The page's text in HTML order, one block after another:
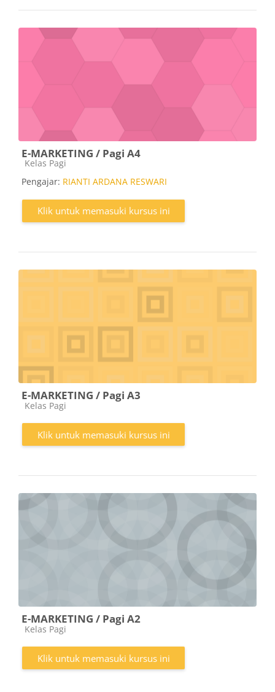
E-MARKETING / Pagi A4
Kategori kursus
Kelas Pagi
Pengajar: RIANTI ARDANA RESWARI
Klik untuk memasuki kursus ini
E-MARKETING / Pagi A3
Kategori kursus
Kelas Pagi
Klik untuk memasuki kursus ini
E-MARKETING / Pagi A2
Kategori kursus
Kelas Pagi
Klik untuk memasuki kursus ini